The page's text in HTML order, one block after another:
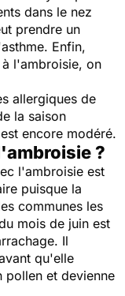
dans le nez
prendre un
Enfin,
l'ambroisie, on
allergiques de
la saison
encore modéré.
?
l'ambroisie est
puisque la
communes les
mois de juin est
Il
qu'elle
pollen et devienne